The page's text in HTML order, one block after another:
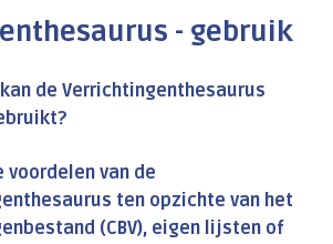
- gebruik
de Verrichtingenthesaurus
voordelen van de
ten opzichte van het
(CBV), eigen lijsten of